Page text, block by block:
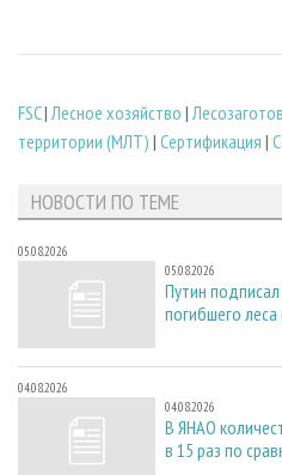
FSC|Лесное хозяйство |
территории (МЛТ) | Сертификация |
НОВОСТИ ПО ТЕМЕ
05.08.2026
05.08.2026
Путин
погибшего леса
04.08.2026
04.08.2026
В ЯНАО
в 15 раз по